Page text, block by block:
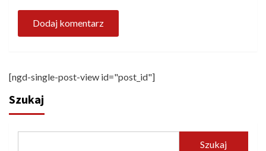
[ngd-single-post-view id="post_id"]
Szukaj
Szukaj